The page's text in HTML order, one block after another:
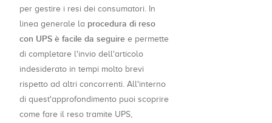
per gestire i resi dei consumatori. In
linea generale la procedura di reso
con UPS è facile da seguire e permette
di completare l'invio dell'articolo
indesiderato in tempi molto brevi
rispetto ad altri concorrenti. All'interno
di quest'approfondimento puoi scoprire
come fare il reso tramite UPS,